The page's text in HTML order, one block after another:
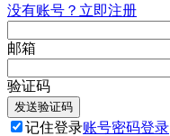
没有账号？立即注册
邮箱
验证码
发送验证码
记住登录账号密码登录